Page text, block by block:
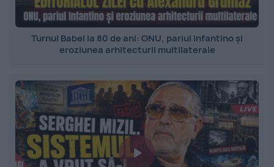
Turnul Babel la 80 de ani: ONU, pariul Infantino și
eroziunea arhitecturii multilaterale